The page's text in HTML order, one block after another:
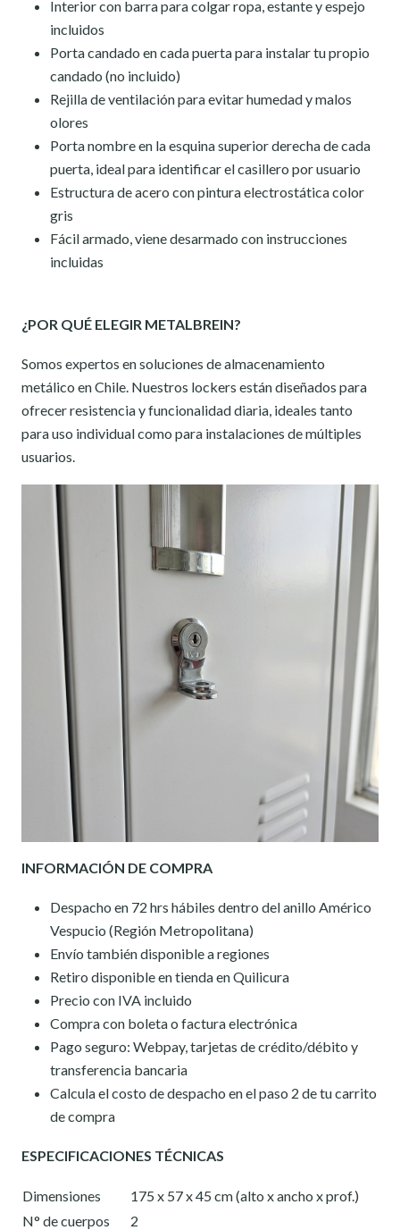
Interior con barra para colgar ropa, estante y espejo
incluidos
Porta candado en cada puerta para instalar tu propio
candado (no incluido)
Rejilla de ventilación para evitar humedad y malos
olores
Porta nombre en la esquina superior derecha de cada
puerta, ideal para identificar el casillero por usuario
Estructura de acero con pintura electrostática color
gris
Fácil armado, viene desarmado con instrucciones
incluidas
¿POR QUÉ ELEGIR METALBREIN?
Somos expertos en soluciones de almacenamiento
metálico en Chile. Nuestros lockers están diseñados para
ofrecer resistencia y funcionalidad diaria, ideales tanto
para uso individual como para instalaciones de múltiples
usuarios.
INFORMACIÓN DE COMPRA
Despacho en 72 hrs hábiles dentro del anillo Américo
Vespucio (Región Metropolitana)
Envío también disponible a regiones
Retiro disponible en tienda en Quilicura
Precio con IVA incluido
Compra con boleta o factura electrónica
Pago seguro: Webpay, tarjetas de crédito/débito y
transferencia bancaria
Calcula el costo de despacho en el paso 2 de tu carrito
de compra
ESPECIFICACIONES TÉCNICAS
Dimensiones
175 x 57 x 45 cm (alto x ancho x prof.)
N° de cuerpos
2